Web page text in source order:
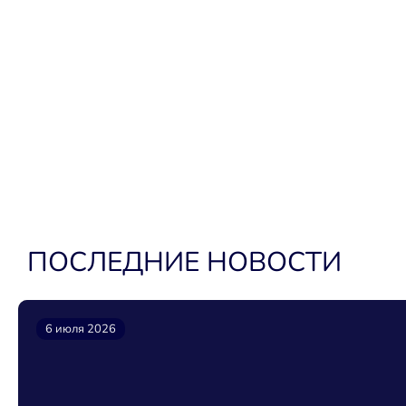
ПОСЛЕДНИЕ НОВОСТИ
6 июля 2026